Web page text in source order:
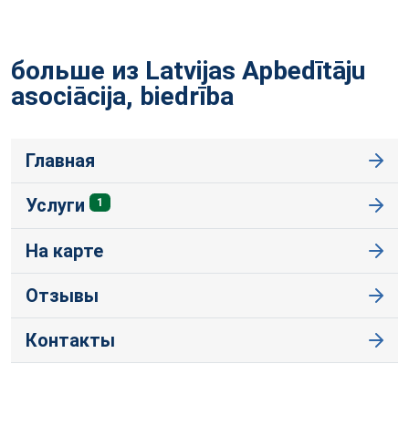
больше из Latvijas Apbedītāju
asociācija, biedrība
Главная
Услуги 1
На карте
Отзывы
Контакты